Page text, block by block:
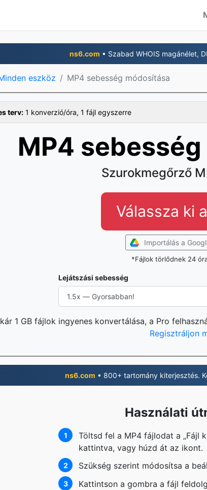
ns6.com • Szabad WHOIS magánélet,
eszköz MP4 sebesség módosítása
terv: 1 konverzió/óra, 1 fájl egyszerre
MP4
Szurokmegőrző
Válassza ki
Importálás a
*Fájlok törlődnek 24
Lejátszási sebesség
1 GB fájlok ingyenes konvertálása, a Pro
Regisztráljon
ns6.com • 800+ tartomány kiterjesztés.
Használati
1
Töltsd fel a MP4 fájlodat a „Fájl
kattintva, vagy húzd át az ikont.
2 Szükség szerint módosítsa a
3 Kattintson a gombra a fájl